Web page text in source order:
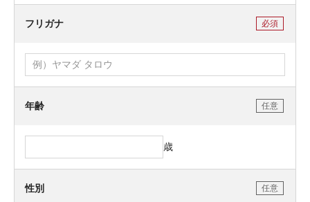
フリガナ 必須
年齢 任意
歳
性別 任意